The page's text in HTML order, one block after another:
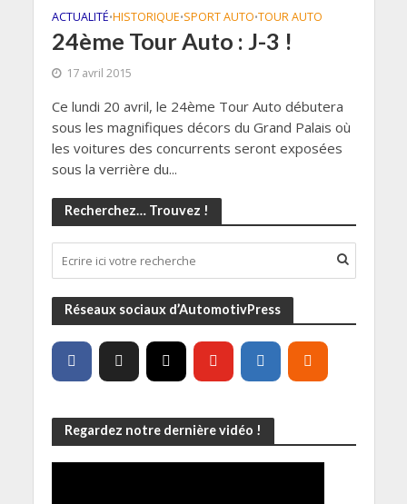
ACTUALITÉ•HISTORIQUE•SPORT AUTO•TOUR AUTO
24ème Tour Auto : J-3 !
17 avril 2015
Ce lundi 20 avril, le 24ème Tour Auto débutera
sous les magnifiques décors du Grand Palais où
les voitures des concurrents seront exposées
sous la verrière du...
Recherchez… Trouvez !
Réseaux sociaux d’AutomotivPress
Regardez notre dernière vidéo !